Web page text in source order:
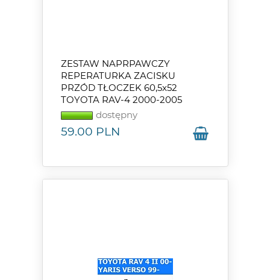
ZESTAW NAPRPAWCZY
REPERATURKA ZACISKU
PRZÓD TŁOCZEK 60,5x52
TOYOTA RAV-4 2000-2005
dostępny
59.00 PLN